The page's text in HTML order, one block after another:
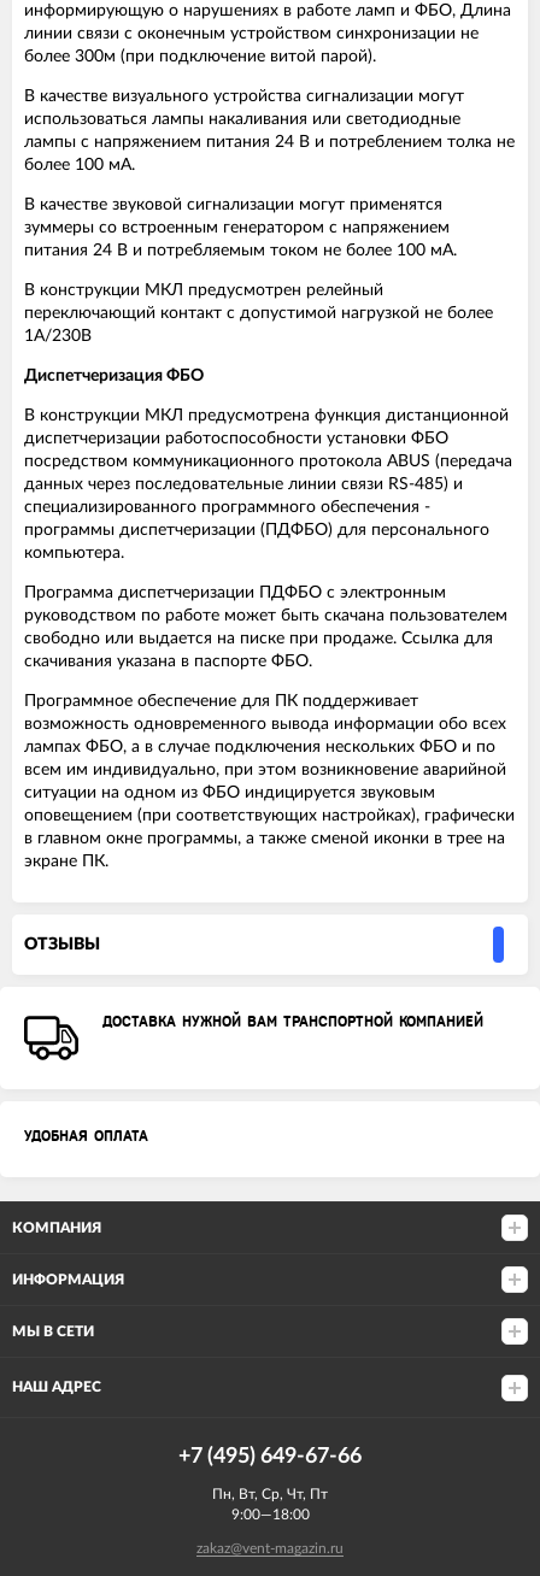
информирующую о нарушениях в работе ламп и ФБО, Длина
линии связи с оконечным устройством синхронизации не
более 300м (при подключение витой парой).
В качестве визуального устройства сигнализации могут
использоваться лампы накаливания или светодиодные
лампы с напряжением питания 24 В и потреблением толка не
более 100 мА.
В качестве звуковой сигнализации могут применятся
зуммеры со встроенным генератором с напряжением
питания 24 В и потребляемым током не более 100 мА.
В конструкции МКЛ предусмотрен релейный
переключающий контакт с допустимой нагрузкой не более
1А/230В
Диспетчеризация ФБО
В конструкции МКЛ предусмотрена функция дистанционной
диспетчеризации работоспособности установки ФБО
посредством коммуникационного протокола ABUS (передача
данных через последовательные линии связи RS-485) и
специализированного программного обеспечения -
программы диспетчеризации (ПДФБО) для персонального
компьютера.
Программа диспетчеризации ПДФБО с электронным
руководством по работе может быть скачана пользователем
свободно или выдается на писке при продаже. Ссылка для
скачивания указана в паспорте ФБО.
Программное обеспечение для ПК поддерживает
возможность одновременного вывода информации обо всех
лампах ФБО, а в случае подключения нескольких ФБО и по
всем им индивидуально, при этом возникновение аварийной
ситуации на одном из ФБО индицируется звуковым
оповещением (при соответствующих настройках), графически
в главном окне программы, а также сменой иконки в трее на
экране ПК.
ОТЗЫВЫ
ДОСТАВКА НУЖНОЙ ВАМ ТРАНСПОРТНОЙ КОМПАНИЕЙ
УДОБНАЯ ОПЛАТА
КОМПАНИЯ
ИНФОРМАЦИЯ
МЫ В СЕТИ
НАШ АДРЕС
+7 (495) 649-67-66
Пн, Вт, Ср, Чт, Пт
9:00—18:00
zakaz@vent-magazin.ru